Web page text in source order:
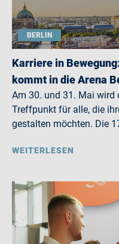
BERLIN
Karriere in
kommt in die Arena
Am 30. und 31. Mai wird
Treffpunkt für alle, die
gestalten möchten. Die
WEITERLESEN